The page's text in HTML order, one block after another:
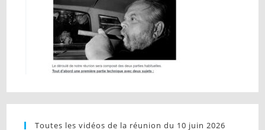
Toutes les vidéos de la réunion du 10 juin 2026